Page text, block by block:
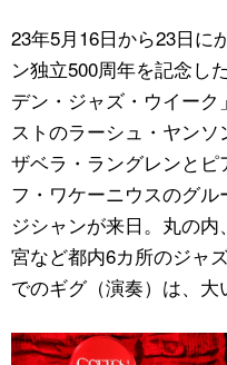
23年5月16日から23日に
ン独立500周年を記念し
デン・ジャズ・ウイー
ストのラーシュ・ヤン
ザベラ・ラングレンと
フ・ワケーニウスのグ
ジシャンが来日。丸の
宮など都内6カ所のジャ
でのギグ（演奏）は、大